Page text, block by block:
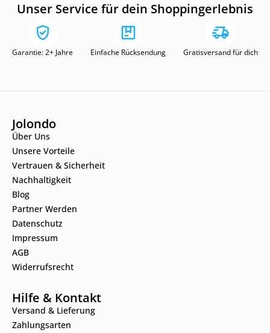
Unser Service für dein Shoppingerlebnis
Garantie: 2+ Jahre Einfache Rücksendung Gratisversand für dich
Jolondo
Über Uns
Unsere Vorteile
Vertrauen & Sicherheit
Nachhaltigkeit
Blog
Partner Werden
Datenschutz
Impressum
AGB
Widerrufsrecht
Hilfe & Kontakt
Versand & Lieferung
Zahlungsarten